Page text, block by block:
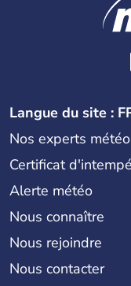
Langue du site :
Nos experts météo
Certificat
Alerte météo
Nous connaître
Nous rejoindre
Nous contacter